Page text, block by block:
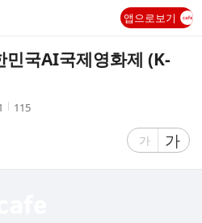
앱으로보기
민국AI국제영화제 (K-
조
115
글
가
글
자
가